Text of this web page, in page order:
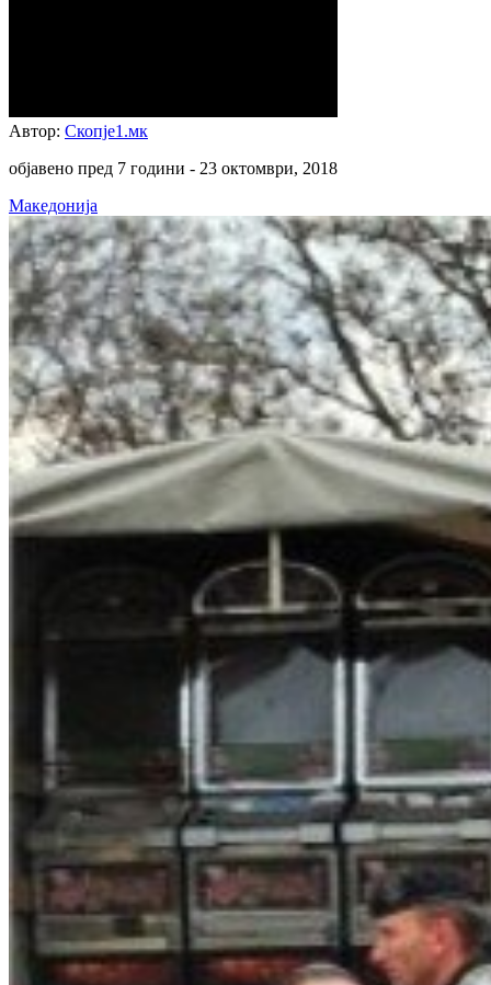
Автор: Скопје1.мк
објавено пред 7 години - 23 октомври, 2018
Македонија